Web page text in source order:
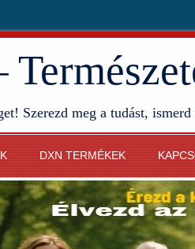
Szerezd meg a tudást,
DXN TERMÉKEK